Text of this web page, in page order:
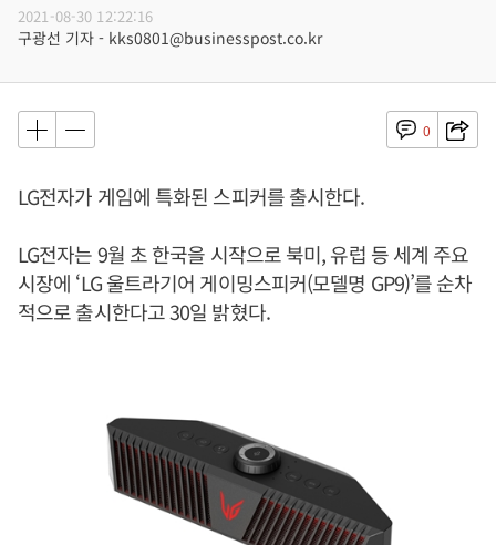
2021-08-30 12:22:16
구광선 기자 - kks0801@businesspost.co.kr
0
LG전자가 게임에 특화된 스피커를 출시한다.
LG전자는 9월 초 한국을 시작으로 북미, 유럽 등 세계 주요
시장에 ‘LG 울트라기어 게이밍스피커(모델명 GP9)’를 순차
적으로 출시한다고 30일 밝혔다.